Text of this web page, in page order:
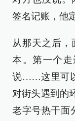
签名记账，他
从那天之后，
本。第一个
说……这里可
对街头遇到的
老字号热干面